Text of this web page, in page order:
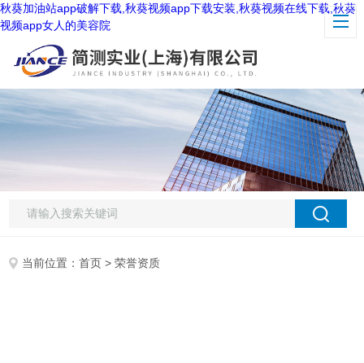
秋葵加油站app破解下载,秋葵视频app下载安装,秋葵视频在线下载,秋葵
视频app女人的美容院
当前位置：首页 > 荣誉资质